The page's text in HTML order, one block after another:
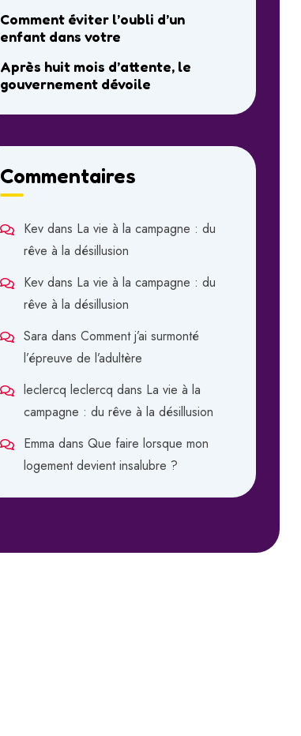
Comment éviter l’oubli d’un
enfant dans votre
Après huit mois d’attente, le
gouvernement dévoile
Commentaires
Kev dans La vie à la campagne : du
rêve à la désillusion
Kev dans La vie à la campagne : du
rêve à la désillusion
Sara dans Comment j’ai surmonté
l’épreuve de l’adultère
leclercq leclercq dans La vie à la
campagne : du rêve à la désillusion
Emma dans Que faire lorsque mon
logement devient insalubre ?